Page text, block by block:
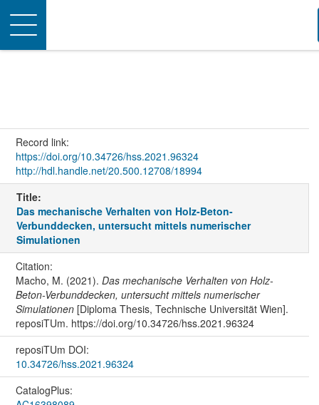
Toggle
navigation
Record link:
https://doi.org/10.34726/hss.2021.96324
http://hdl.handle.net/20.500.12708/18994
Title:
Das mechanische Verhalten von Holz-Beton-
Verbunddecken, untersucht mittels numerischer
Simulationen
Citation:
Macho, M. (2021). Das mechanische Verhalten von Holz-
Beton-Verbunddecken, untersucht mittels numerischer
Simulationen[Diploma Thesis, Technische Universität Wien].
reposiTUm. https://doi.org/10.34726/hss.2021.96324
reposiTUm DOI:
10.34726/hss.2021.96324
CatalogPlus: